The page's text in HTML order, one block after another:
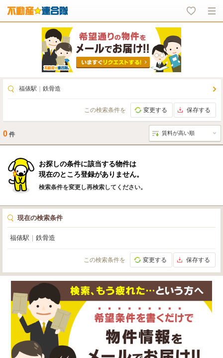
福俵駅 鉄骨造
この検索条件を 変更する 保存する
0 件
お探しの条件に該当する物件は
現在のところ登録がありません。
検索条件を変更し再検索してください。
現在の検索条件
福俵駅 鉄骨造
この検索条件を 変更する 保存する